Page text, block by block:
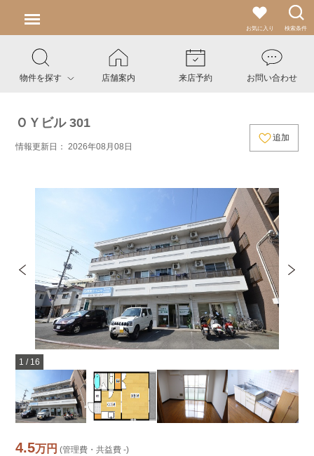
お気に入り 検索条件
物件を探す 店舗案内 来店予約 お問い合わせ
ＯＹビル 301
情報更新日： 2026年08月08日
追加
1 / 16
4.5万円 (管理費・共益費 -)